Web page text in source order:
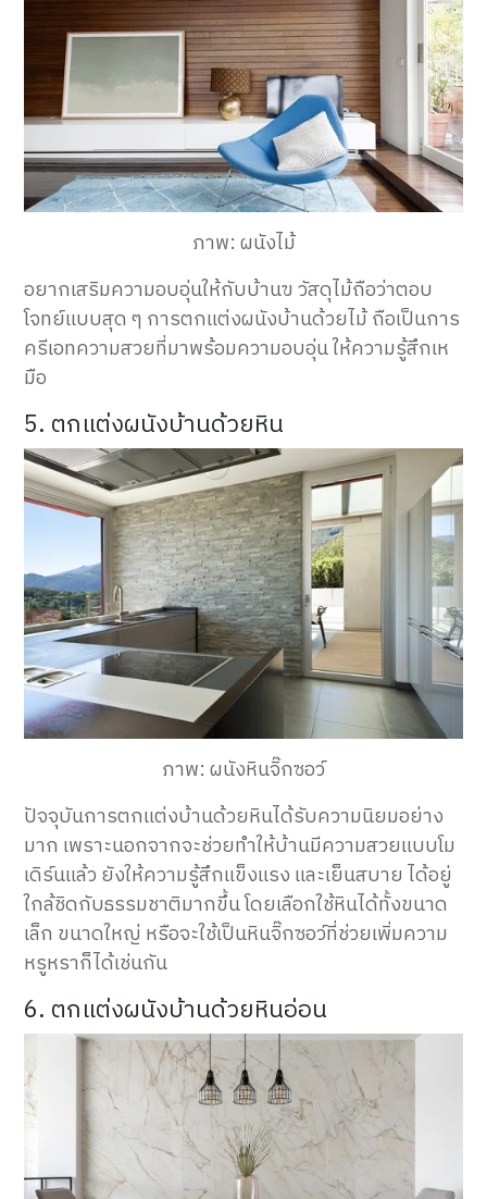
ภาพ: ผนังไม้
อยากเสริมความอบอุ่นให้กับบ้านฃ วัสดุไม้ถือว่าตอบ
โจทย์แบบสุด ๆ การตกแต่งผนังบ้านด้วยไม้ ถือเป็นการ
ครีเอทความสวยที่มาพร้อมความอบอุ่น ให้ความรู้สึกเห
มือ
5. ตกแต่งผนังบ้านด้วยหิน
ภาพ: ผนังหินจิ๊กซอว์
ปัจจุบันการตกแต่งบ้านด้วยหินได้รับความนิยมอย่าง
มาก เพราะนอกจากจะช่วยทำให้บ้านมีความสวยแบบโม
เดิร์นแล้ว ยังให้ความรู้สึกแข็งแรง และเย็นสบาย ได้อยู่
ใกล้ชิดกับธรรมชาติมากขึ้น โดยเลือกใช้หินได้ทั้งขนาด
เล็ก ขนาดใหญ่ หรือจะใช้เป็นหินจิ๊กซอว์ที่ช่วยเพิ่มความ
หรูหราก็ได้เช่นกัน
6. ตกแต่งผนังบ้านด้วยหินอ่อน